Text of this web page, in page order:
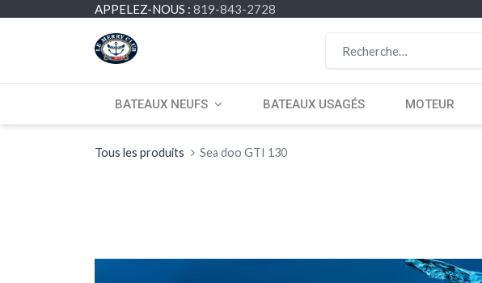
APPELEZ-NOUS : 819-843-2728
BATEAUX NEUFS BATEAUX USAGÉS MOTEUR
Tous les produits Sea doo GTI 130